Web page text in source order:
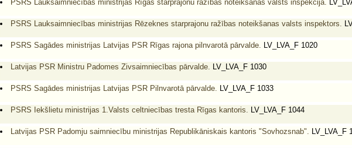
PSRS Lauksaimniecības ministrijas Rīgas starprajonu ražības noteikšanas valsts inspekcija.
PSRS Lauksaimniecības ministrijas Rēzeknes starprajonu ražības noteikšanas valsts inspektors.
PSRS Sagādes ministrijas Latvijas PSR Rīgas rajona pilnvarotā pārvalde. LV_LVA_F 1020
Latvijas PSR Ministru Padomes Zivsaimniecības pārvalde. LV_LVA_F 1030
PSRS Sagādes ministrijas Latvijas PSR Pilnvarotā pārvalde. LV_LVA_F 1033
PSRS Iekšlietu ministrijas 1.Valsts celtniecības tresta Rīgas kantoris. LV_LVA_F 1044
Latvijas PSR Padomju saimniecību ministrijas Republikāniskais kantoris "Sovhozsnab". LV_LVA_F